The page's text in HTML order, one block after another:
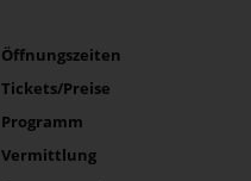
Sidebar
UNTERNAVIGATION
Öffnungszeiten
Tickets/Preise
Programm
Vermittlung